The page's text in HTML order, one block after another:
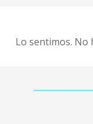
Lo sentimos.